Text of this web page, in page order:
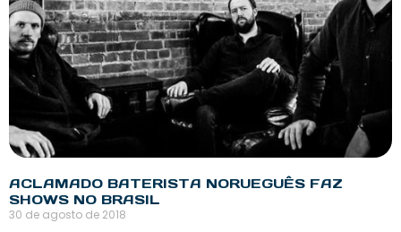
ACLAMADO BATERISTA NORUEGUÊS FAZ
SHOWS NO BRASIL
30 de agosto de 2018